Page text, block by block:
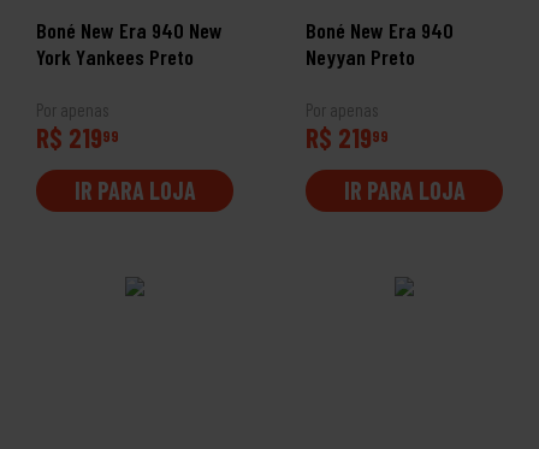
Boné New Era 940 New
York Yankees Preto
Por apenas
R$ 21999
IR PARA LOJA
Boné New Era 940
Neyyan Preto
Por apenas
R$ 21999
IR PARA LOJA